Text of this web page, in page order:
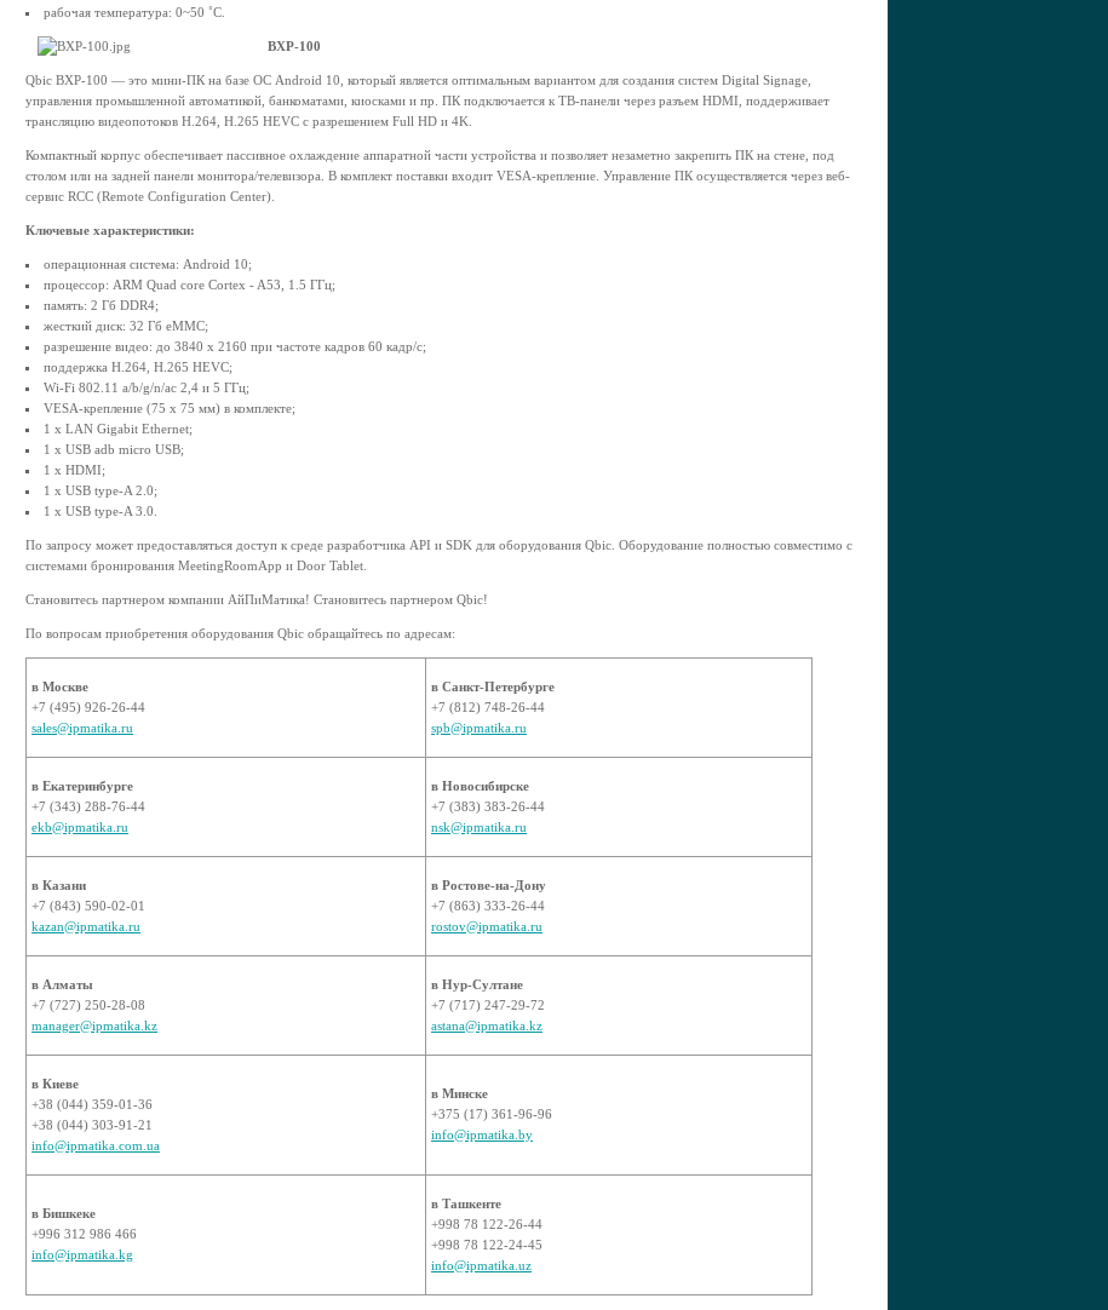
рабочая температура: 0~50 ˚C.
BXP-100
Qbic BXP-100 — это мини-ПК на базе ОС Android 10, который является оптимальным вариантом для создания систем Digital Signage,
управления промышленной автоматикой, банкоматами, киосками и пр. ПК подключается к ТВ-панели через разъем HDMI, поддерживает
трансляцию видеопотоков H.264, H.265 HEVC с разрешением Full HD и 4K.
Компактный корпус обеспечивает пассивное охлаждение аппаратной части устройства и позволяет незаметно закрепить ПК на стене, под
столом или на задней панели монитора/телевизора. В комплект поставки входит VESA-крепление. Управление ПК осуществляется через веб-
сервис RCC (Remote Configuration Center).
Ключевые характеристики:
операционная система: Android 10;
процессор: ARM Quad core Cortex - A53, 1.5 ГГц;
память: 2 Гб DDR4;
жесткий диск: 32 Гб eMMC;
разрешение видео: до 3840 х 2160 при частоте кадров 60 кадр/с;
поддержка H.264, H.265 HEVC;
Wi-Fi 802.11 a/b/g/n/ac 2,4 и 5 ГГц;
VESA-крепление (75 x 75 мм) в комплекте;
1 x LAN Gigabit Ethernet;
1 x USB adb micro USB;
1 x HDMI;
1 x USB type-A 2.0;
1 x USB type-A 3.0.
По запросу может предоставляться доступ к среде разработчика API и SDK для оборудования Qbic. Оборудование полностью совместимо с
системами бронирования MeetingRoomApp и Door Tablet.
Становитесь партнером компании АйПиМатика! Становитесь партнером Qbic!
По вопросам приобретения оборудования Qbic обращайтесь по адресам:
в Москве
+7 (495) 926-26-44
sales@ipmatika.ru
в Санкт-Петербурге
+7 (812) 748-26-44
spb@ipmatika.ru
в Екатеринбурге
+7 (343) 288-76-44
ekb@ipmatika.ru
в Новосибирске
+7 (383) 383-26-44
nsk@ipmatika.ru
в Казани
+7 (843) 590-02-01
kazan@ipmatika.ru
в Ростове-на-Дону
+7 (863) 333-26-44
rostov@ipmatika.ru
в Алматы
+7 (727) 250-28-08
manager@ipmatika.kz
в Нур-Султане
+7 (717) 247-29-72
astana@ipmatika.kz
в Киеве
+38 (044) 359-01-36
+38 (044) 303-91-21
info@ipmatika.com.ua
в Минске
+375 (17) 361-96-96
info@ipmatika.by
в Бишкеке
+996 312 986 466
info@ipmatika.kg
в Ташкенте
+998 78 122-26-44
+998 78 122-24-45
info@ipmatika.uz